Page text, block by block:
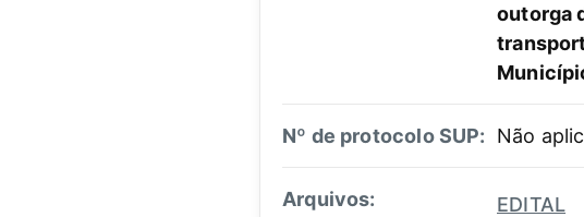
outorga
Nº de protocolo SUP: Não
Arquivos: EDITAL